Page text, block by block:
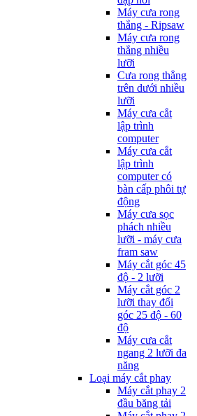
Máy cưa rong
thẳng - Ripsaw
Máy cưa rong
thẳng nhiều
lưỡi
Cưa rong thẳng
trên dưới nhiều
lưỡi
Máy cưa cắt
lập trình
computer
Máy cưa cắt
lập trình
computer có
bàn cấp phôi tự
động
Máy cưa sọc
phách nhiều
lưỡi - máy cưa
fram saw
Máy cắt góc 45
độ - 2 lưỡi
Máy cắt góc 2
lưỡi thay đổi
góc 25 độ - 60
độ
Máy cưa cắt
ngang 2 lưỡi đa
năng
Loại máy cắt phay
Máy cắt phay 2
đầu băng tải